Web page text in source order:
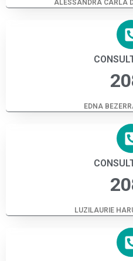
ALESSANDRA CARLA
EDNA
LUZILAURIE